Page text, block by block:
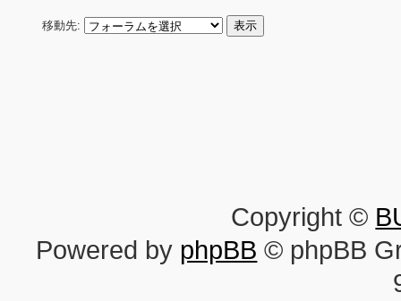
移動先:
Copyright ©
Powered by phpBB © phpBB